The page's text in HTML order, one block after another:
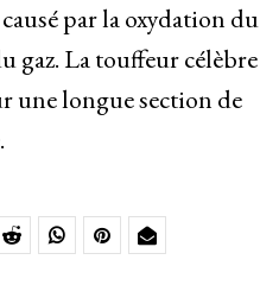
par la oxydation du
gaz. La touffeur célèbre
une longue section de